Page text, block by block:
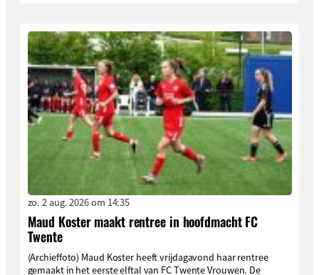
zo. 2 aug. 2026 om 14:35
Maud Koster maakt rentree in hoofdmacht FC
Twente
(Archieffoto) Maud Koster heeft vrijdagavond haar rentree
gemaakt in het eerste elftal van FC Twente Vrouwen. De